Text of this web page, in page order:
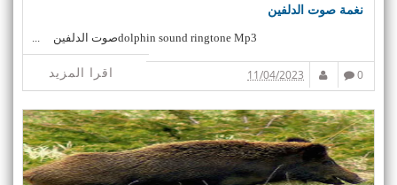
نغمة صوت الدلفين
dolphin sound ringtone Mp3صوت الدلفين ...
اقرا المزيد 0
11/04/2023